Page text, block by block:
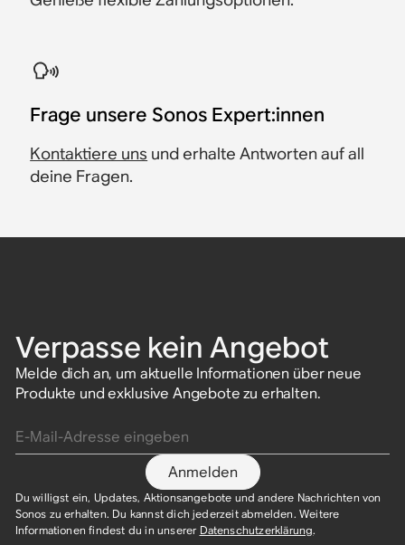
​Frage unsere Sonos Expert:innen
Kontaktiere uns und erhalte Antworten auf all
deine Fragen.
Verpasse kein Angebot
Melde dich an, um aktuelle Informationen über neue
Produkte und exklusive Angebote zu erhalten.
Anmelden
Du willigst ein, Updates, Aktionsangebote und andere Nachrichten von
Sonos zu erhalten. Du kannst dich jederzeit abmelden. Weitere
Informationen findest du in unserer Datenschutzerklärung.​